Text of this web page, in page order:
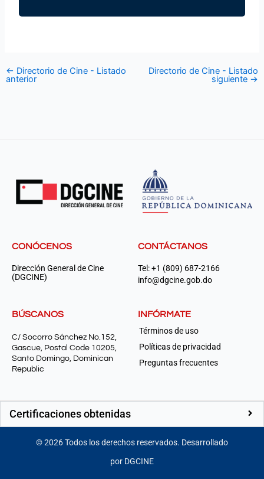
← Directorio de Cine - Listado
anterior
Directorio de Cine - Listado
siguiente →
CONÓCENOS
Dirección General de Cine
(DGCINE)
CONTÁCTANOS
Tel: +1 (809) 687-2166
info@dgcine.gob.do
BÚSCANOS
C/ Socorro Sánchez No.152,
Gascue, Postal Code 10205,
Santo Domingo, Dominican
Republic
INFÓRMATE
Términos de uso
Políticas de privacidad
Preguntas frecuentes
Certificaciones obtenidas
©2026Todos los derechos reservados. Desarrollado
por DGCINE